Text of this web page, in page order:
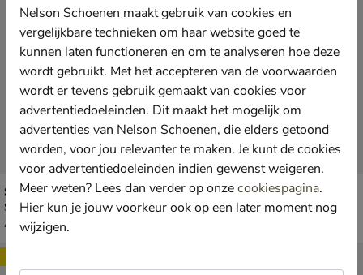
Skechers Miss Desert Kiss
Sandalen - beige
€ 49,99
49,99
Skechers D'lites
Sandalen - roze
Nelson Schoenen maakt gebruik van cookies en
vergelijkbare technieken om haar website goed te
kunnen laten functioneren en om te analyseren hoe deze
wordt gebruikt. Met het accepteren van de voorwaarden
wordt er tevens gebruik gemaakt van cookies voor
advertentiedoeleinden. Dit maakt het mogelijk om
advertenties van Nelson Schoenen, die elders getoond
worden, voor jou relevanter te maken. Je kunt de cookies
voor advertentiedoeleinden indien gewenst weigeren.
Meer weten? Lees dan verder op onzecookiespagina.
Hier kun je jouw voorkeur ook op een later moment nog
wijzigen.